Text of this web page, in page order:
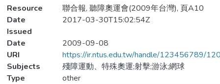
Resource
聯合報, 聽障奧運會(2009年台灣), 頁A10
Date
Issued
2017-03-30T15:02:54Z
Date
2009-09-08
URI
https://ir.ntus.edu.tw/handle/123456789/
Subjects
殘障運動、特殊奧運;射擊;游泳;網球
Type
other